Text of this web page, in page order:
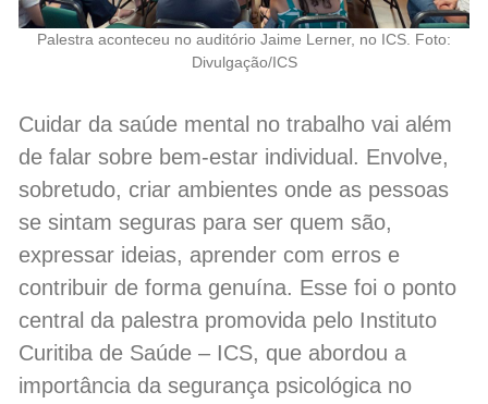
Palestra aconteceu no auditório Jaime Lerner, no ICS. Foto:
Divulgação/ICS
Cuidar da saúde mental no trabalho vai além
de falar sobre bem-estar individual. Envolve,
sobretudo, criar ambientes onde as pessoas
se sintam seguras para ser quem são,
expressar ideias, aprender com erros e
contribuir de forma genuína. Esse foi o ponto
central da palestra promovida pelo Instituto
Curitiba de Saúde – ICS, que abordou a
importância da segurança psicológica no